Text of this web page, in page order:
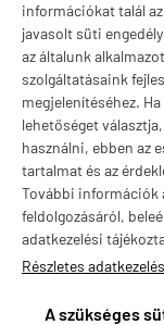
információkat talál
javasolt süti
az általunk
szolgáltatásaink
megjelenítéséhez. Ha
lehetőséget
használni, ebben az
tartalmat és az
További információk
feldolgozásáról,
adatkezelési
Részletes
A szükséges
Valuta
vitaminstore.hu -